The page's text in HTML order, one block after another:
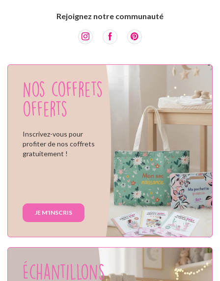
Rejoignez notre communauté
Nos coffrets
offerts
Inscrivez-vous pour
profiter de nos coffrets
gratuitement !
JE M'INSCRIS
Échantillons